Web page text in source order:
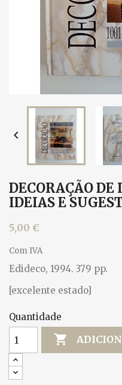

DECORAÇÃO DE
IDEIAS E
5,00 €
Com IVA
Edideco, 1994. 379 pp.
[excelente estado]
Quantidade
